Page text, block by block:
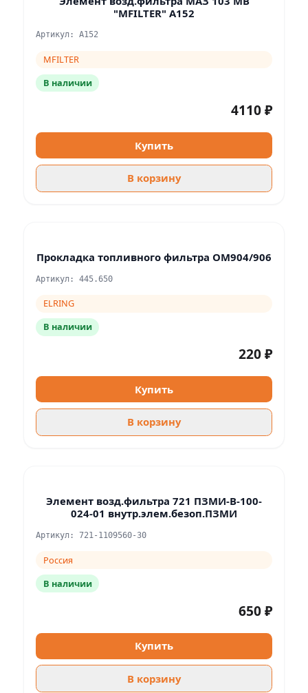
"MFILTER" A152
Артикул: A152
MFILTER
В наличии
4110 ₽
Купить
В корзину
Прокладка топливного фильтра OM904/906
Артикул: 445.650
ELRING
В наличии
220 ₽
Купить
В корзину
Элемент возд.фильтра 721 ПЗМИ-В-100-
024-01 внутр.элем.безоп.ПЗМИ
Артикул: 721-1109560-30
Россия
В наличии
650 ₽
Купить
В корзину